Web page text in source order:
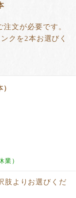
文が必要です。
クを2本お選びく
業）
肢よりお選びくだ